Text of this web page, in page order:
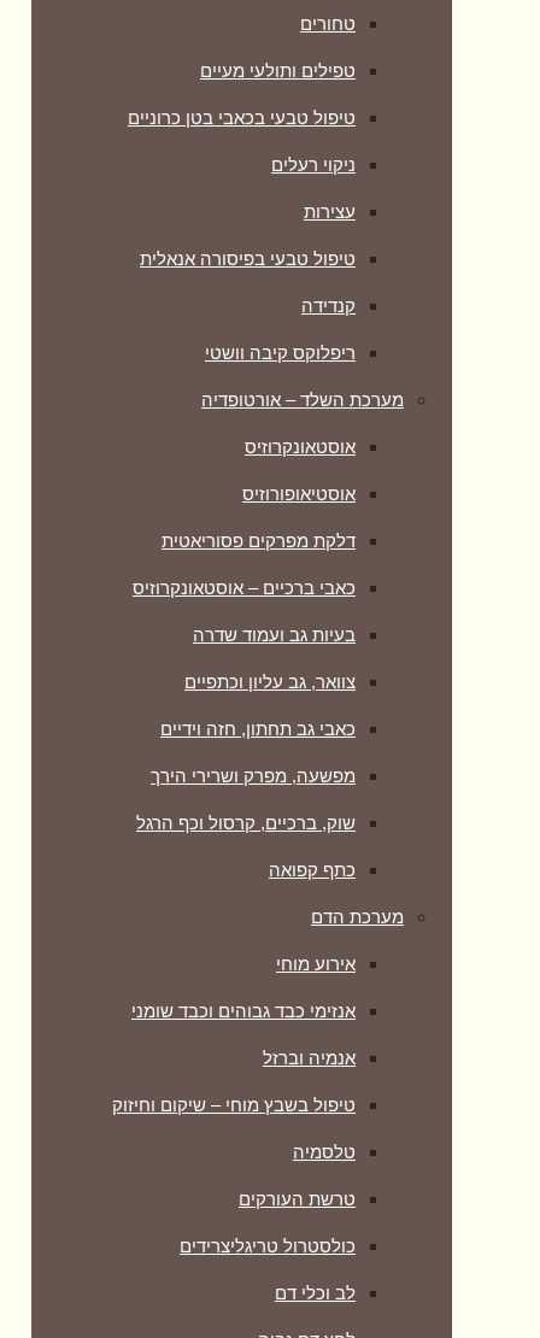
טחורים
טפילים ותולעי מעיים
טיפול טבעי בכאבי בטן כרוניים
ניקוי רעלים
עצירות
טיפול טבעי בפיסורה אנאלית
קנדידה
ריפלוקס קיבה וושטי
מערכת השלד – אורטופדיה
אוסטאונקרוזיס
אוסטיאופורוזיס
דלקת מפרקים פסוריאטית
כאבי ברכיים – אוסטאונקרוזיס
בעיות גב ועמוד שדרה
צוואר, גב עליון וכתפיים
כאבי גב תחתון, חזה וידיים
מפשעה, מפרק ושרירי הירך
שוק, ברכיים, קרסול וכף הרגל
כתף קפואה
מערכת הדם
אירוע מוחי
אנזימי כבד גבוהים וכבד שומני
אנמיה וברזל
טיפול בשבץ מוחי – שיקום וחיזוק
טלסמיה
טרשת העורקים
כולסטרול טריגליצרידים
לב וכלי דם